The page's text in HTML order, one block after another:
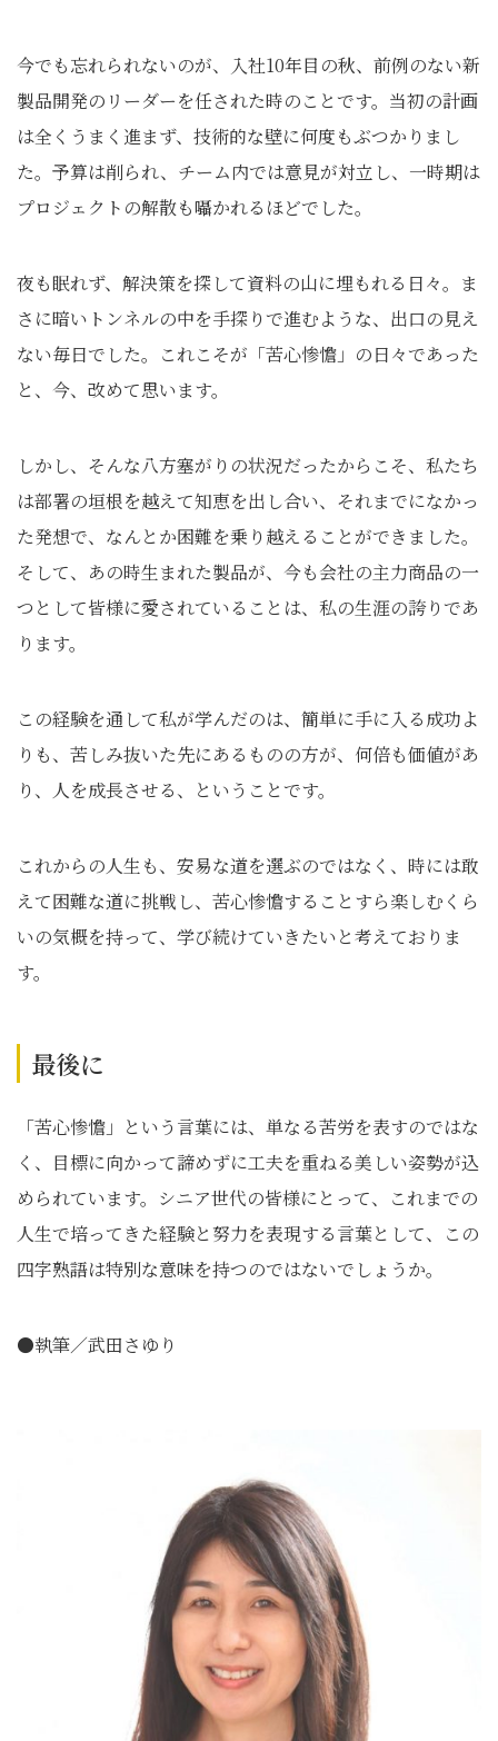
今でも忘れられないのが、入社10年目の秋、前例のない新
製品開発のリーダーを任された時のことです。当初の計画
は全くうまく進まず、技術的な壁に何度もぶつかりまし
た。予算は削られ、チーム内では意見が対立し、一時期は
プロジェクトの解散も囁かれるほどでした。
夜も眠れず、解決策を探して資料の山に埋もれる日々。ま
さに暗いトンネルの中を手探りで進むような、出口の見え
ない毎日でした。これこそが「苦心惨憺」の日々であった
と、今、改めて思います。
しかし、そんな八方塞がりの状況だったからこそ、私たち
は部署の垣根を越えて知恵を出し合い、それまでになかっ
た発想で、なんとか困難を乗り越えることができました。
そして、あの時生まれた製品が、今も会社の主力商品の一
つとして皆様に愛されていることは、私の生涯の誇りであ
ります。
この経験を通して私が学んだのは、簡単に手に入る成功よ
りも、苦しみ抜いた先にあるものの方が、何倍も価値があ
り、人を成長させる、ということです。
これからの人生も、安易な道を選ぶのではなく、時には敢
えて困難な道に挑戦し、苦心惨憺することすら楽しむくら
いの気概を持って、学び続けていきたいと考えておりま
す。
最後に
「苦心惨憺」という言葉には、単なる苦労を表すのではな
く、目標に向かって諦めずに工夫を重ねる美しい姿勢が込
められています。シニア世代の皆様にとって、これまでの
人生で培ってきた経験と努力を表現する言葉として、この
四字熟語は特別な意味を持つのではないでしょうか。
●執筆／武田さゆり